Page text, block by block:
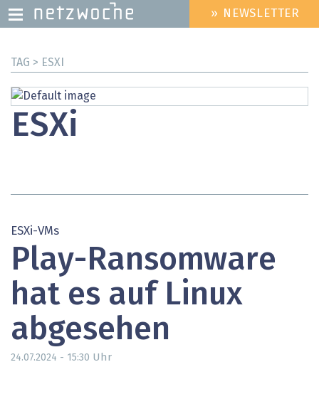
zum
HEADER
MENU
» NEWSLETTER
TAG > ESXI
ESXi
ESXi-VMs
Play-Ransomware
hat es auf Linux
abgesehen
24.07.2024 - 15:30 Uhr